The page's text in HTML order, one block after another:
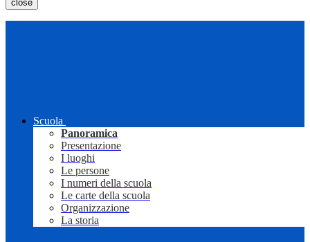
close
Scuola
Panoramica
Presentazione
I luoghi
Le persone
I numeri della scuola
Le carte della scuola
Organizzazione
La storia